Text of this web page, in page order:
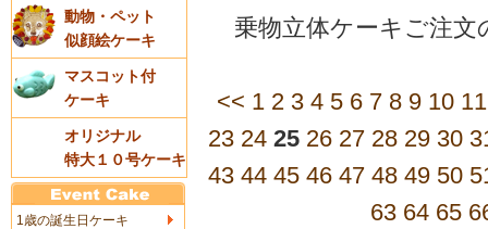
動物・ペット
似顔絵ケーキ
マスコット付
ケーキ
オリジナル
特大１０号ケーキ
1歳の誕生日ケーキ
乗物立体ケーキご注
<< 1 2 3 4 5 6 7 8 9 10 11
23 24 25 26 27 28 29 30
43 44 45 46 47 48 49 50
63 64 65